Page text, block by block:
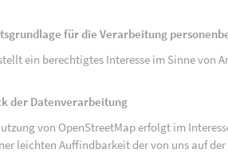
für die Verarbeitung
ein berechtigtes Interesse im Sinne von
der Datenverarbeitung
von OpenStreetMap erfolgt im
leichten Auffindbarkeit der von uns auf